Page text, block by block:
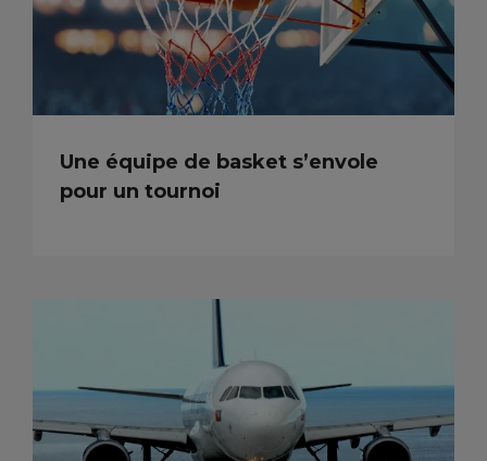
Une équipe de basket s’envole
pour un tournoi